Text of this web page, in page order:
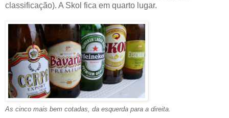
classificação). A Skol fica em quarto lugar.
As cinco mais bem cotadas, da esquerda para a direita.